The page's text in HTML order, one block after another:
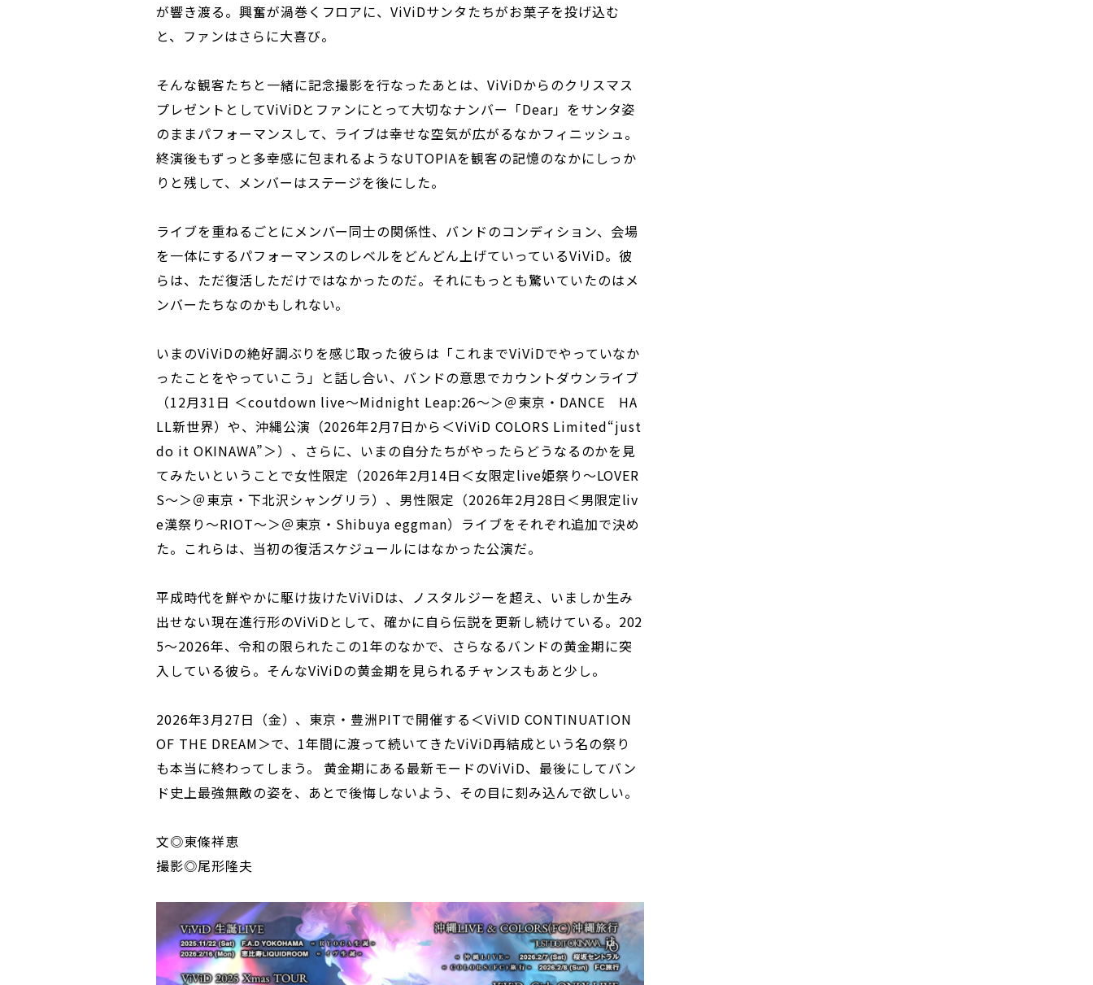
が響き渡る。興奮が渦巻くフロアに、ViViDサンタたちがお菓子を投げ込む
と、ファンはさらに大喜び。
そんな観客たちと一緒に記念撮影を行なったあとは、ViViDからのクリスマス
プレゼントとしてViViDとファンにとって大切なナンバー「Dear」をサンタ姿
のままパフォーマンスして、ライブは幸せな空気が広がるなかフィニッシュ。
終演後もずっと多幸感に包まれるようなUTOPIAを観客の記憶のなかにしっか
りと残して、メンバーはステージを後にした。
ライブを重ねるごとにメンバー同士の関係性、バンドのコンディション、会場
を一体にするパフォーマンスのレベルをどんどん上げていっているViViD。彼
らは、ただ復活しただけではなかったのだ。それにもっとも驚いていたのはメ
ンバーたちなのかもしれない。
いまのViViDの絶好調ぶりを感じ取った彼らは「これまでViViDでやっていなか
ったことをやっていこう」と話し合い、バンドの意思でカウントダウンライブ
（12月31日 ＜coutdown live～Midnight Leap:26～＞＠東京・DANCE HA
LL新世界）や、沖縄公演（2026年2月7日から＜ViViD COLORS Limited“just
do it OKINAWA”＞）、さらに、いまの自分たちがやったらどうなるのかを見
てみたいということで女性限定（2026年2月14日＜女限定live姫祭り～LOVER
S～＞＠東京・下北沢シャングリラ）、男性限定（2026年2月28日＜男限定liv
e漢祭り～RIOT～＞＠東京・Shibuya eggman）ライブをそれぞれ追加で決め
た。これらは、当初の復活スケジュールにはなかった公演だ。
平成時代を鮮やかに駆け抜けたViViDは、ノスタルジーを超え、いましか生み
出せない現在進行形のViViDとして、確かに自ら伝説を更新し続けている。202
5～2026年、令和の限られたこの1年のなかで、さらなるバンドの黄金期に突
入している彼ら。そんなViViDの黄金期を見られるチャンスもあと少し。
2026年3月27日（金）、東京・豊洲PITで開催する＜ViVID CONTINUATION
OF THE DREAM＞で、1年間に渡って続いてきたViViD再結成という名の祭り
も本当に終わってしまう。 黄金期にある最新モードのViViD、最後にしてバン
ド史上最強無敵の姿を、あとで後悔しないよう、その目に刻み込んで欲しい。
文◎東條祥恵
撮影◎尾形隆夫